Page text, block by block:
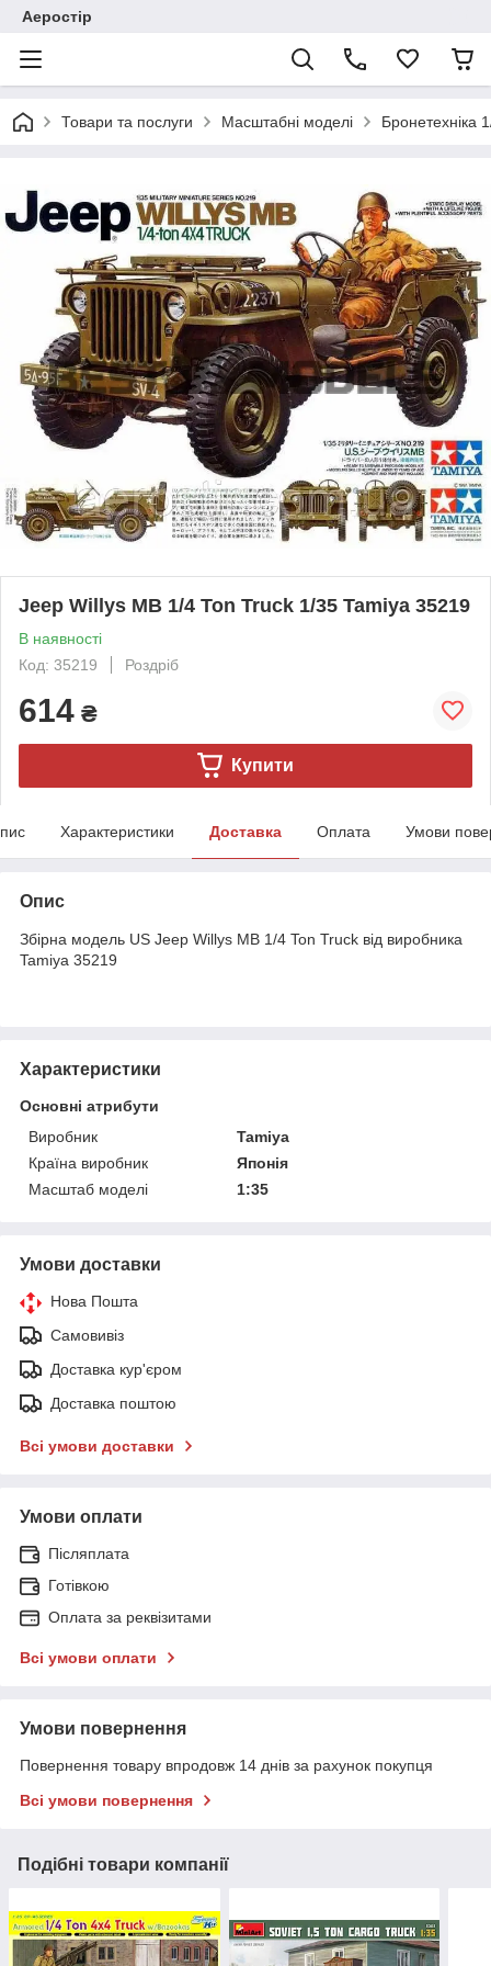
Аеростір
Товари та послуги Масштабні моделі Бронетехніка
Jeep Willys MB 1/4 Ton Truck 1/35 Tamiya 35219
В наявності
Код: 35219
Роздріб
614 ₴
Купити
Характеристики Доставка Оплата Умови
Опис
Збірна модель US Jeep Willys MB 1/4 Ton Truck від виробника
Tamiya 35219
Характеристики
Основні атрибути
Виробник
Tamiya
Країна виробник
Японія
Масштаб моделі
1:35
Умови доставки
Нова Пошта
Самовивіз
Доставка кур'єром
Доставка поштою
Всі умови доставки
Умови оплати
Післяплата
Готівкою
Оплата за реквізитами
Всі умови оплати
Умови повернення
Повернення товару впродовж 14 днів за рахунок покупця
Всі умови повернення
Подібні товари компанії